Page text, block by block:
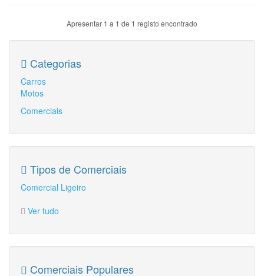
Apresentar 1 a 1 de 1 registo encontrado
Categorias
Carros
Motos
Comerciais
Tipos de Comerciais
Comercial Ligeiro
Ver tudo
Comerciais Populares